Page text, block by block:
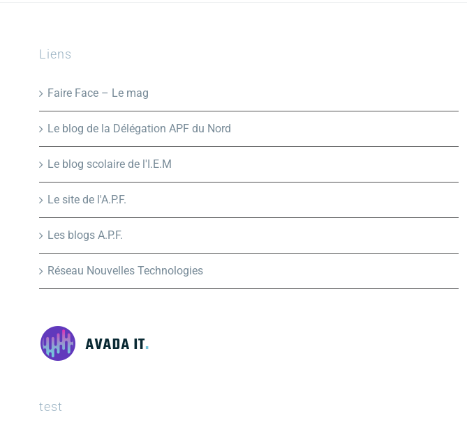
Liens
Faire Face – Le mag
Le blog de la Délégation APF du Nord
Le blog scolaire de l'I.E.M
Le site de l'A.P.F.
Les blogs A.P.F.
Réseau Nouvelles Technologies
test